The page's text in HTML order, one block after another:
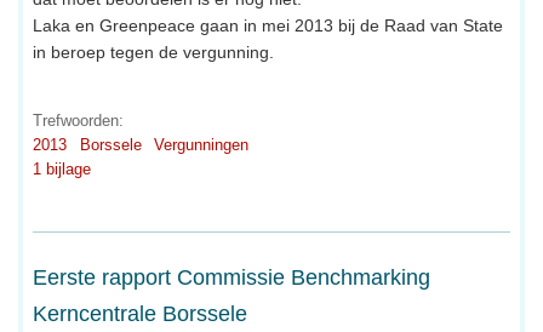
Laka en Greenpeace gaan in mei 2013 bij de Raad van State
in beroep tegen de vergunning.
Trefwoorden:
2013
Borssele
Vergunningen
1 bijlage
Eerste rapport Commissie Benchmarking
Kerncentrale Borssele